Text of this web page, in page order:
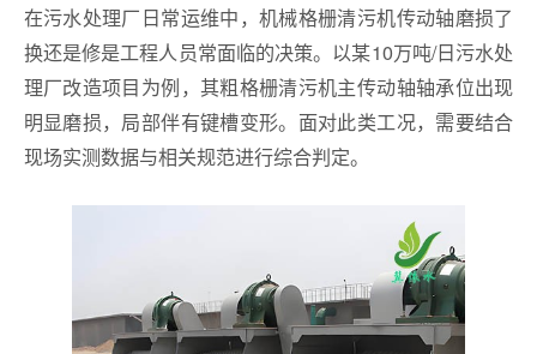
在污水处理厂日常运维中，机械格栅清污机传动轴磨损了
换还是修是工程人员常面临的决策。以某10万吨/日污水处
理厂改造项目为例，其粗格栅清污机主传动轴轴承位出现
明显磨损，局部伴有键槽变形。面对此类工况，需要结合
现场实测数据与相关规范进行综合判定。